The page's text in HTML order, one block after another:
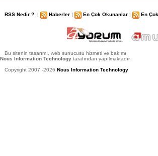
RSS Nedir ? | Haberler | En Çok Okunanlar | En
Bu sitenin tasarımı, web sunucusu hizmeti ve bakımı
Nous Information Technology tarafından yapılmaktadır.
Copyright 2007 -2026 Nous Information Technology